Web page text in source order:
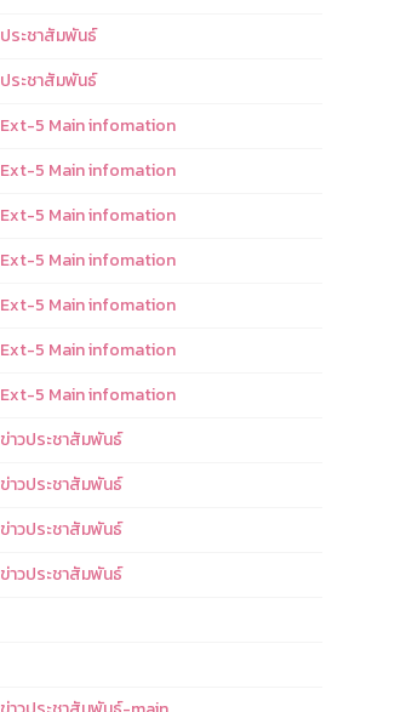
ประชาสัมพันธ์
ประชาสัมพันธ์
Ext-5 Main infomation
Ext-5 Main infomation
Ext-5 Main infomation
Ext-5 Main infomation
Ext-5 Main infomation
Ext-5 Main infomation
Ext-5 Main infomation
ข่าวประชาสัมพันธ์
ข่าวประชาสัมพันธ์
ข่าวประชาสัมพันธ์
ข่าวประชาสัมพันธ์